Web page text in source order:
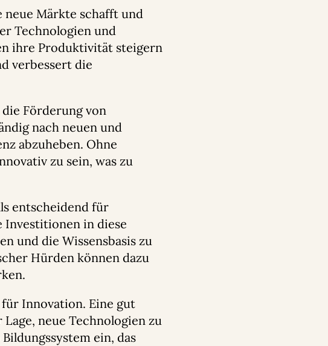
Märkte schafft und
Technologien und
ihre Produktivität steigern
verbessert die
Förderung von
nach neuen und
abzuheben. Ohne
zu sein, was zu
entscheidend für
in diese
und die Wissensbasis zu
Hürden können dazu
Innovation. Eine gut
neue Technologien zu
ein, das